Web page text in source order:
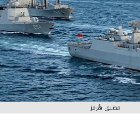
مضيق هُرمز